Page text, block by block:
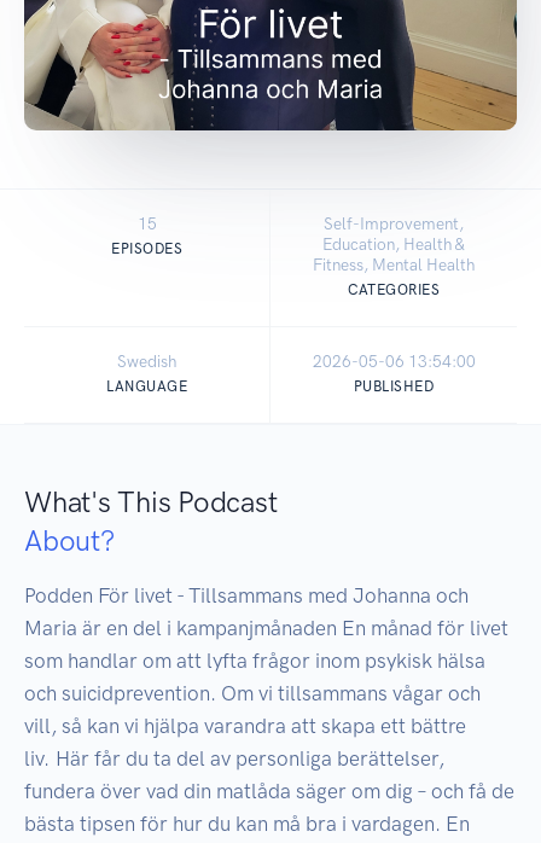
15
EPISODES
Self-Improvement,
Education, Health &
Fitness, Mental Health
CATEGORIES
Swedish
LANGUAGE
2026-05-06 13:54:00
PUBLISHED
What's This Podcast
About?
Podden För livet - Tillsammans med Johanna och
Maria är en del i kampanjmånaden En månad för livet
som handlar om att lyfta frågor inom psykisk hälsa
och suicidprevention. Om vi tillsammans vågar och
vill, så kan vi hjälpa varandra att skapa ett bättre
liv. Här får du ta del av personliga berättelser,
fundera över vad din matlåda säger om dig – och få de
bästa tipsen för hur du kan må bra i vardagen. En